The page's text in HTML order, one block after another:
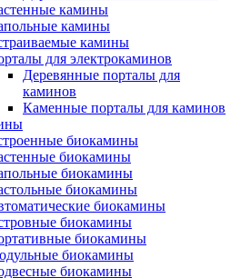
камины
камины
камины
для электрокаминов
Деревянные порталы для
каминов
Каменные порталы для каминов
биокамины
биокамины
биокамины
биокамины
биокамины
биокамины
биокамины
биокамины
биокамины